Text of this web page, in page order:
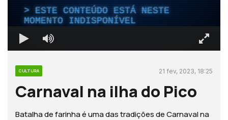
ESTE CONTEÚDO ESTÁ NESTE
MOMENTO INDISPONÍVEL
CULTURA 21 fev, 2023, 18:25
Carnaval na ilha do Pico
Batalha de farinha é uma das tradições de Carnaval na